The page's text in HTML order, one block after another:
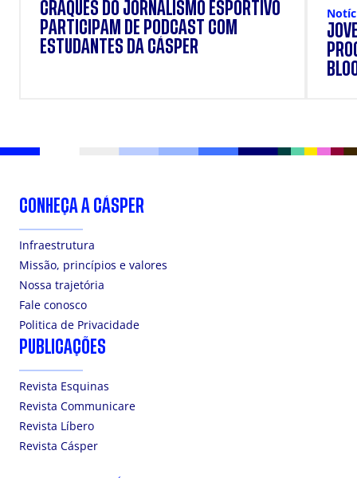
CRAQUES DO JORNALISMO ESPORTIVO
PARTICIPAM DE PODCAST COM
ESTUDANTES DA CÁSPER
CONHEÇA A CÁSPER
Infraestrutura
Missão, princípios e valores
Nossa trajetória
Fale conosco
Politica de Privacidade
PUBLICAÇÕES
Revista Esquinas
Revista Communicare
Revista Líbero
Revista Cásper